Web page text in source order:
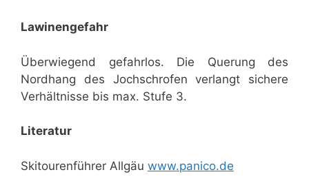
Lawinengefahr
Überwiegend gefahrlos. Die Querung des
Nordhang des Jochschrofen verlangt sichere
Verhältnisse bis max. Stufe 3.
Literatur
Skitourenführer Allgäu www.panico.de